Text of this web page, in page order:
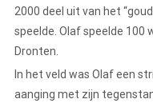
2000 deel uit van het
speelde. Olaf speelde 100
Dronten.
In het veld was Olaf een
aanging met zijn